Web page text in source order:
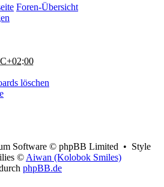
Foren-Übersicht
löschen
Software © phpBB Limited • Style
© Aiwan (Kolobok Smiles)
phpBB.de